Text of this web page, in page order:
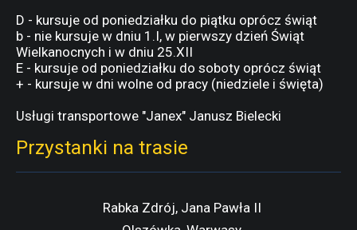
D - kursuje od poniedziałku do piątku oprócz świąt
b - nie kursuje w dniu 1.I, w pierwszy dzień Świąt
Wielkanocnych i w dniu 25.XII
E - kursuje od poniedziałku do soboty oprócz świąt
+ - kursuje w dni wolne od pracy (niedziele i święta)
Usługi transportowe "Janex" Janusz Bielecki
Przystanki na trasie
Rabka Zdrój, Jana Pawła II